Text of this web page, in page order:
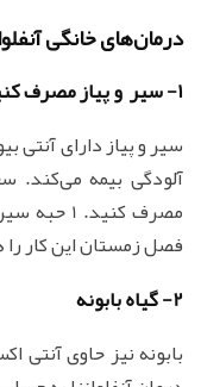
درمان‌های خانگی
1- سیر و پیاز مصرف کنید
سیر و پیاز دارای آنتی
آلودگی بیمه می‌کند.
مصرف
فصل زمستان این کار را
2- گیاه بابونه
بابونه نیز حاوی